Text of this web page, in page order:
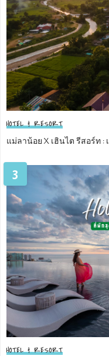
HOTEL & RESORT
แม่ลาน้อย X เฮินไต รีสอร์ท :
3
HOTEL & RESORT